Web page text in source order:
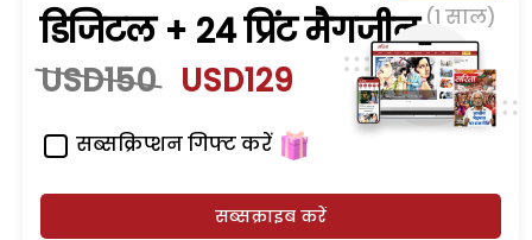
डिजिटल + 24 प्रिंट मैगजीन (1 साल)
USD150 USD129
सब्सक्रिप्शन गिफ्ट करें
सब्सक्राइब करें